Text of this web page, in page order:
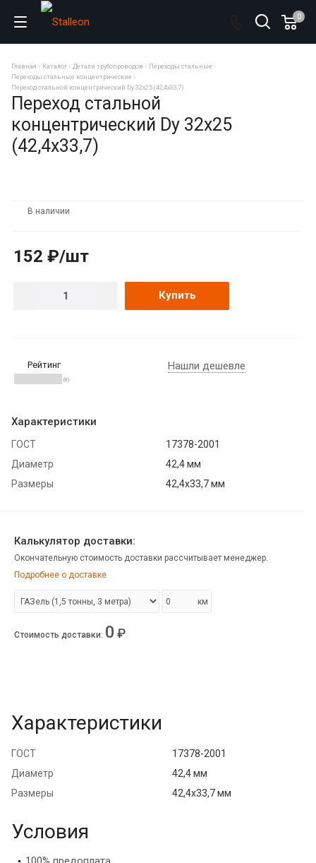
0
Главная Каталог Детали трубопроводов
Переходы стальные
Переходы стальные концентрические
Переход стальной концентрический Dy 32х25 (42,4х33,7)
Переход стальной
концентрический Dy 32х25
(42,4х33,7)
В наличии
152 ₽/шт
Купить
Рейтинг
(0)
Нашли дешевле
Характеристики
ГОСТ
17378-2001
Диаметр
42,4 мм
Размеры
42,4х33,7 мм
Калькулятор доставки:
Окончательную стоимость доставки рассчитывает менеджер.
Подробнее о доставке
км
Стоимость доставки: 0 ₽
Характеристики
ГОСТ
17378-2001
Диаметр
42,4 мм
Размеры
42,4х33,7 мм
Условия